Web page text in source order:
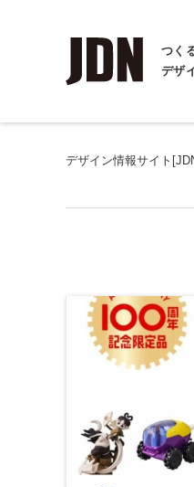
つく
デザ
デザイン情報サイト